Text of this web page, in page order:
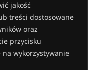
jakość
treści dostosowane
oraz
przycisku
na wykorzystywanie
domu?